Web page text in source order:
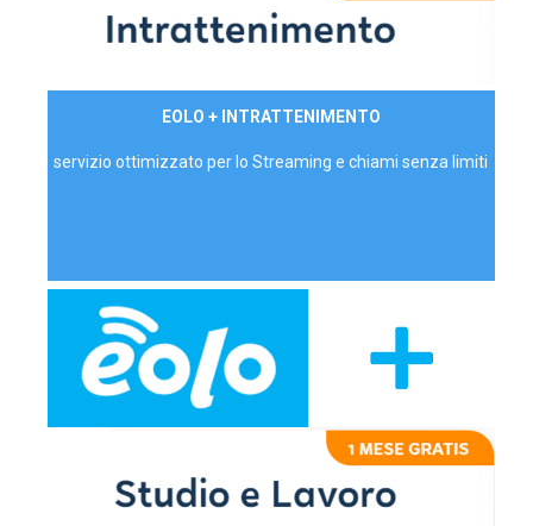
EOLO + INTRATTENIMENTO
servizio ottimizzato per lo Streaming e chiami senza limiti